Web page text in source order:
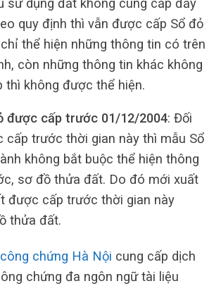
sử dụng đất không cung cấp đầy
quy định thì vẫn được cấp Sổ đỏ
thể hiện những thông tin có trên
còn những thông tin khác không
thì không được thể hiện.
được cấp trước 01/12/2004: Đối
cấp trước thời gian này thì mẫu Sổ
không bắt buộc thể hiện thông
sơ đồ thửa đất. Do đó mới xuất
được cấp trước thời gian này
thửa đất.
chứng Hà Nội cung cấp dịch
chứng đa ngôn ngữ tài liệu